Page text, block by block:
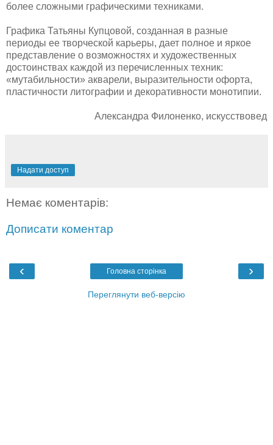
более сложными графическими техниками.
Графика Татьяны Купцовой, созданная в разные
периоды ее творческой карьеры, дает полное и яркое
представление о возможностях и художественных
достоинствах каждой из перечисленных техник:
«мутабильности» акварели, выразительности офорта,
пластичности литографии и декоративности монотипии.
Александра Филоненко, искусствовед
Надати доступ
Немає коментарів:
Дописати коментар
‹ ›
Головна сторінка
Переглянути веб-версію